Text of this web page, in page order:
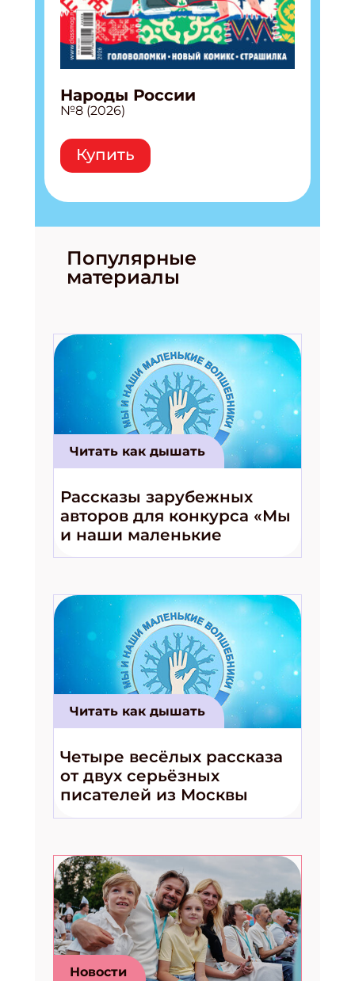
Народы России
№8 (2026)
Купить
Популярные
материалы
Читать как дышать
Рассказы зарубежных
авторов для конкурса «Мы
и наши маленькие
волшебники!»
Читать как дышать
Четыре весёлых рассказа
от двух серьёзных
писателей из Москвы
Новости
Подпишись на рассылку
Получи электронный "Классный журнал" в подарок!
Укажите имя